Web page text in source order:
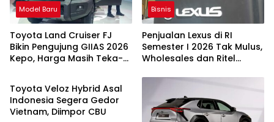
Model Baru
Toyota Land Cruiser FJ
Bikin Pengujung GIIAS 2026
Kepo, Harga Masih Teka-
Bisnis
Penjualan Lexus di RI
Semester I 2026 Tak Mulus,
Wholesales dan Ritel
Bisnis
Toyota Veloz Hybrid Asal
Indonesia Segera Gedor
Vietnam, Diimpor CBU